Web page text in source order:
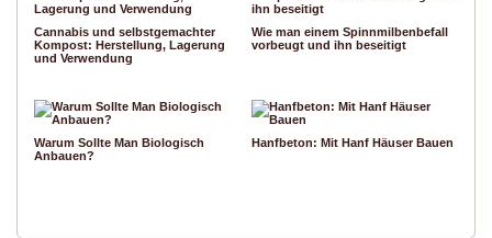
Cannabis und selbstgemachter
Kompost: Herstellung, Lagerung
und Verwendung
Wie man einem Spinnmilbenbefall
vorbeugt und ihn beseitigt
Warum Sollte Man Biologisch
Anbauen?
Hanfbeton: Mit Hanf Häuser Bauen